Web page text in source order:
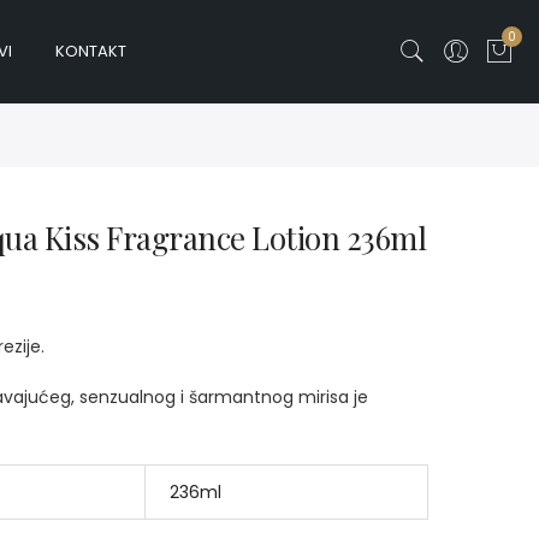
KONTAKT
0
Kiss Fragrance Lotion 236ml
senzualnog i šarmantnog mirisa je
236ml